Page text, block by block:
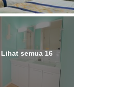
Lihat semua 16